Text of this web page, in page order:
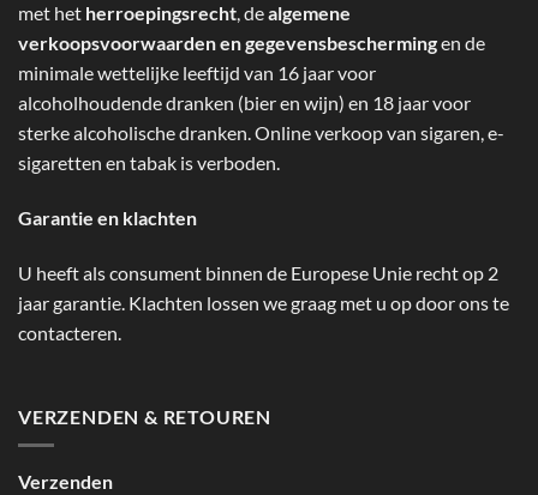
met het herroepingsrecht, dealgemene
verkoopsvoorwaarden en gegevensbeschermingen de
minimale wettelijke leeftijd van 16 jaar voor
alcoholhoudende dranken (bier en wijn) en 18 jaar voor
sterke alcoholische dranken. Online verkoop van sigaren, e-
sigaretten en tabak is verboden.
Garantie en klachten
U heeft als consument binnen de Europese Unie recht op 2
jaar garantie. Klachten lossen we graag met u op door ons te
contacteren.
VERZENDEN & RETOUREN
Verzenden